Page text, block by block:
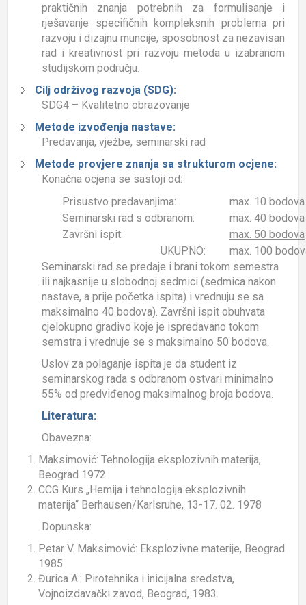
praktičnih znanja potrebnih za formulisanje i
rješavanje specifičnih kompleksnih problema pri
razvoju i dizajnu muncije, sposobnost za nezavisan
rad i kreativnost pri razvoju metoda u izabranom
studijskom području.
Cilj održivog razvoja (SDG):
SDG4 – Kvalitetno obrazovanje
Metode izvođenja nastave:
Predavanja, vježbe, seminarski rad
Metode provjere znanja sa strukturom ocjene:
Konačna ocjena se sastoji od:
Prisustvo predavanjima:
max. 10 bodova
Seminarski rad s odbranom:
max. 40
Završni ispit:
max. 50 bodova
UKUPNO:
max. 100
Seminarski rad se predaje i brani tokom semestra
ili najkasnije u slobodnoj sedmici (sedmica nakon
nastave, a prije početka ispita) i vrednuju se sa
maksimalno 40 bodova). Završni ispit obuhvata
cjelokupno gradivo koje je ispredavano tokom
semstra i vrednuje se s maksimalno 50 bodova.
Uslov za polaganje ispita je da student iz
seminarskog rada s odbranom ostvari minimalno
55% od predviđenog maksimalnog broja bodova.
Literatura:
Obavezna:
Maksimović: Tehnologija eksplozivnih materija,
Beograd 1972.
CCG Kurs „Hemija i tehnologija eksplozivnih
materija“ Berhausen/Karlsruhe, 13-17. 02. 1978
Dopunska:
Petar V. Maksimović: Eksplozivne materije, Beograd
1985.
Đurica A.: Pirotehnika i inicijalna sredstva,
Vojnoizdavački zavod, Beograd, 1983.